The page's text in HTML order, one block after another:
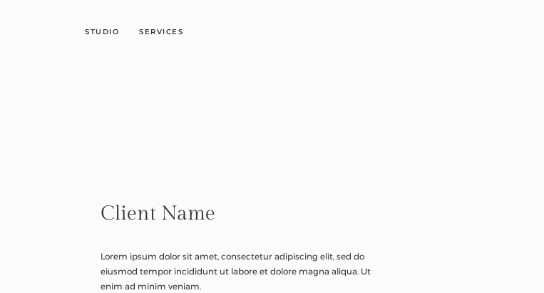
STUDIO SERVICES
Client Name
Lorem ipsum dolor sit amet, consectetur adipiscing elit, sed do
eiusmod tempor incididunt ut labore et dolore magna aliqua. Ut
enim ad minim veniam.